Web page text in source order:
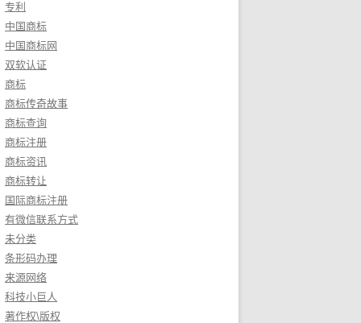
专利
中国商标
中国商标网
双软认证
商标
商标传奇故事
商标查询
商标注册
商标资讯
商标转让
国际商标注册
有微信联系方式
未分类
条形码办理
来源网络
科技小巨人
著作权\版权